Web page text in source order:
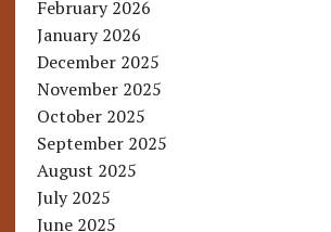
February 2026
January 2026
December 2025
November 2025
October 2025
September 2025
August 2025
July 2025
June 2025